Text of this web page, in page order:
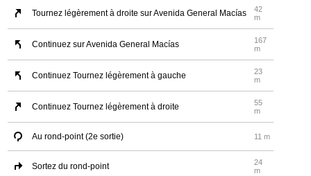
Tournez légèrement à droite sur Avenida General Macías
42
m
Continuez sur Avenida General Macías
167
m
Continuez Tournez légèrement à gauche
23
m
Continuez Tournez légèrement à droite
55
m
Au rond-point (2e sortie) 11 m
Sortez du rond-point
24
m